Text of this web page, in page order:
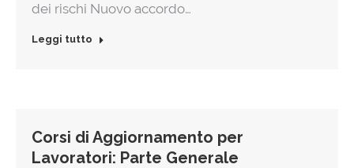
dei rischi Nuovo accordo…
Leggi tutto
Corsi di Aggiornamento per
Lavoratori: Parte Generale